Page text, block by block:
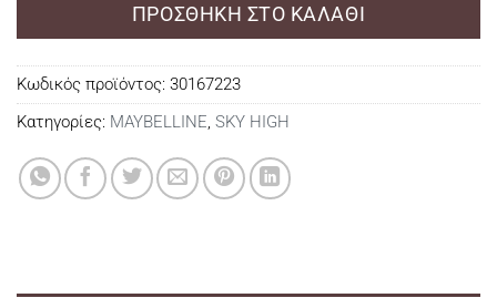
ΠΡΟΣΘΉΚΗ ΣΤΟ ΚΑΛΆΘΙ
Κωδικός προϊόντος: 30167223
Κατηγορίες: MAYBELLINE, SKY HIGH